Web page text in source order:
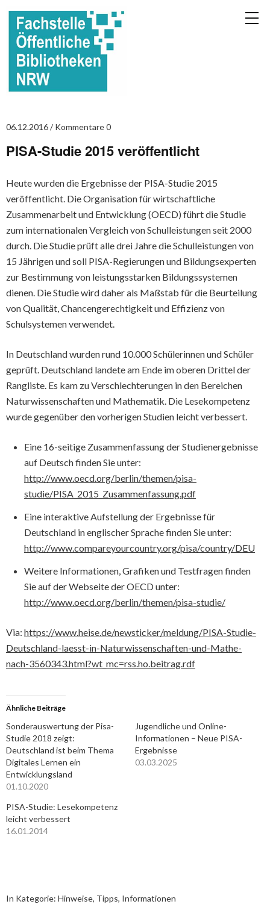
06.12.2016 Kommentare 0
PISA-Studie 2015 veröffentlicht
Heute wurden die Ergebnisse der PISA-Studie 2015
veröffentlicht. Die Organisation für wirtschaftliche
Zusammenarbeit und Entwicklung (OECD) führt die Studie
zum internationalen Vergleich von Schulleistungen seit 2000
durch. Die Studie prüft alle drei Jahre die Schulleistungen von
15 Jährigen und soll PISA-Regierungen und Bildungsexperten
zur Bestimmung von leistungsstarken Bildungssystemen
dienen. Die Studie wird daher als Maßstab für die Beurteilung
von Qualität, Chancengerechtigkeit und Effizienz von
Schulsystemen verwendet.
In Deutschland wurden rund 10.000 Schülerinnen und Schüler
geprüft. Deutschland landete am Ende im oberen Drittel der
Rangliste. Es kam zu Verschlechterungen in den Bereichen
Naturwissenschaften und Mathematik. Die Lesekompetenz
wurde gegenüber den vorherigen Studien leicht verbessert.
Eine 16-seitige Zusammenfassung der Studienergebnisse
auf Deutsch finden Sie unter:
http://www.oecd.org/berlin/themen/pisa-
studie/PISA_2015_Zusammenfassung.pdf
Eine interaktive Aufstellung der Ergebnisse für
Deutschland in englischer Sprache finden Sie unter:
http://www.compareyourcountry.org/pisa/country/DEU
Weitere Informationen, Grafiken und Testfragen finden
Sie auf der Webseite der OECD unter:
http://www.oecd.org/berlin/themen/pisa-studie/
Via: https://www.heise.de/newsticker/meldung/PISA-Studie-
Deutschland-laesst-in-Naturwissenschaften-und-Mathe-
nach-3560343.html?wt_mc=rss.ho.beitrag.rdf
Ähnliche Beiträge
Sonderauswertung der Pisa-
Studie 2018 zeigt:
Deutschland ist beim Thema
Digitales Lernen ein
Entwicklungsland
01.10.2020
Jugendliche und Online-
Informationen – Neue PISA-
Ergebnisse
03.03.2025
PISA-Studie: Lesekompetenz
leicht verbessert
16.01.2014
In Kategorie: Hinweise, Tipps, Informationen